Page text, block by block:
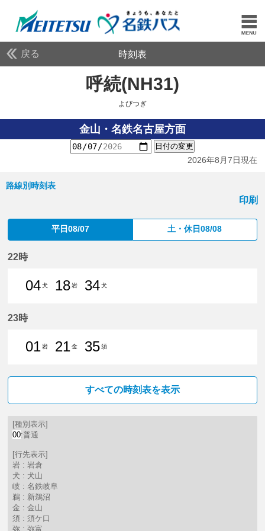
戻る 時刻表
呼続(NH31)
よびつぎ
金山・名鉄名古屋方面
日付の変更
2026年8月7日現在
路線別時刻表
印刷
平日08/07 土・休日08/08
22時
04犬
18岩
34犬
23時
01岩
21金
35須
すべての時刻表を表示
[種別表示]
00:普通
[行先表示]
岩 : 岩倉
犬 : 犬山
岐 : 名鉄岐阜
鵜 : 新鵜沼
金 : 金山
須 : 須ケ口
弥 : 弥富